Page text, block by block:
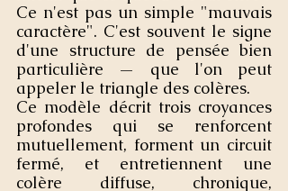
Ce n'est pas un simple "mauvais
caractère". C'est souvent le signe
d'une structure de pensée bien
particulière — que l'on peut
appeler le triangle des colères.
Ce modèle décrit trois croyances
profondes qui se renforcent
mutuellement, forment un circuit
fermé, et entretiennent une
colère diffuse, chronique,